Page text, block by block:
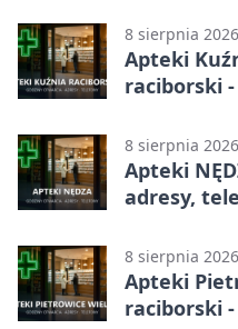
8 sierpnia 2026
Apteki
raciborski
8 sierpnia 2026
Apteki
adresy,
8 sierpnia 2026
Apteki
raciborski